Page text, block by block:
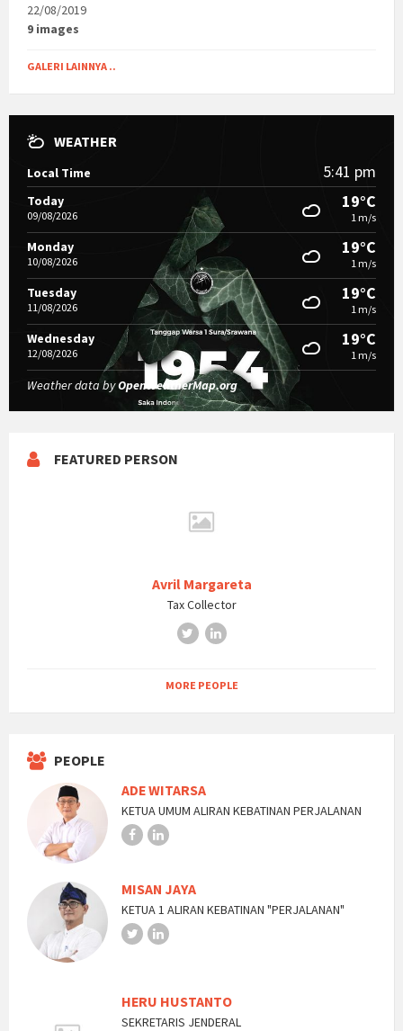
22/08/2019
9 images
GALERI LAINNYA ..
WEATHER
Local Time 5:41 pm
Today
09/08/2026
19°C
1 m/s
Monday
10/08/2026
19°C
1 m/s
Tuesday
11/08/2026
19°C
1 m/s
Wednesday
12/08/2026
19°C
1 m/s
Weather data byOpenWeatherMap.org
FEATURED PERSON
Avril Margareta
Tax Collector
MORE PEOPLE
PEOPLE
ADE WITARSA
KETUA UMUM ALIRAN KEBATINAN PERJALANAN
MISAN JAYA
KETUA 1 ALIRAN KEBATINAN "PERJALANAN"
HERU HUSTANTO
SEKRETARIS JENDERAL